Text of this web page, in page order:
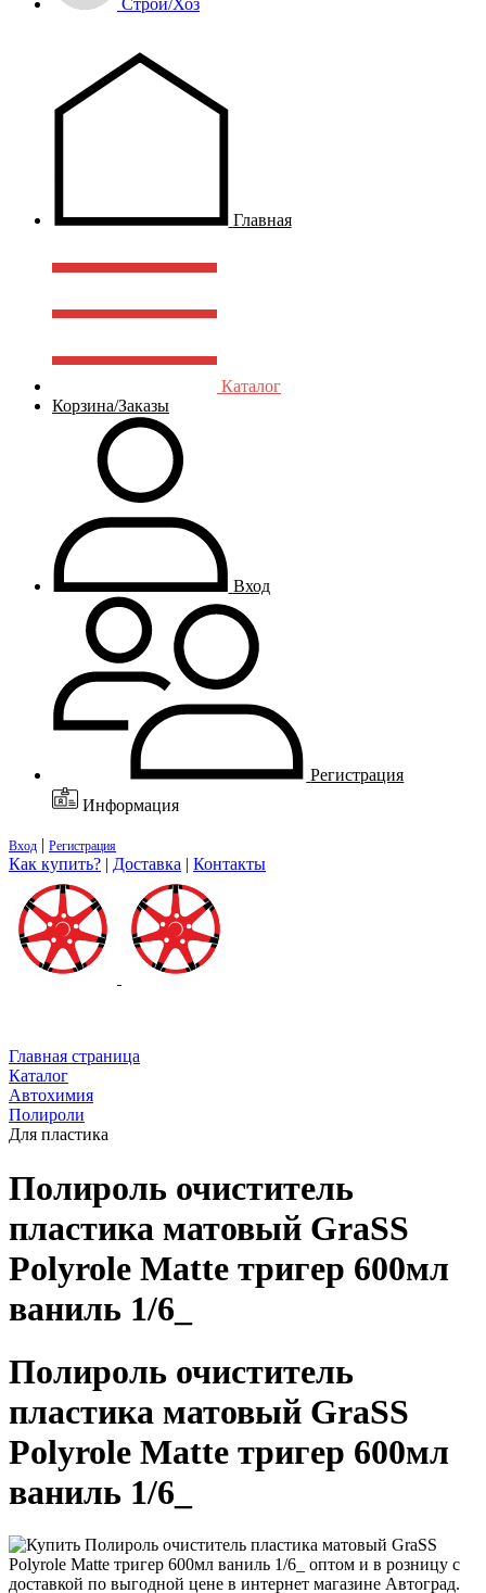
Строй/Хоз
Главная
Каталог
Корзина/Заказы
Вход
Регистрация
Информация
Вход | Регистрация
Как купить? | Доставка | Контакты
Главная страница
Каталог
Автохимия
Полироли
Для пластика
Полироль очиститель
пластика матовый GraSS
Polyrole Matte тригер 600мл
ваниль 1/6_
Полироль очиститель
пластика матовый GraSS
Polyrole Matte тригер 600мл
ваниль 1/6_